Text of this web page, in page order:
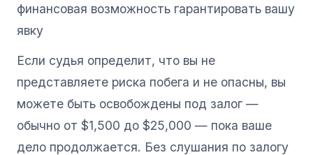
финансовая возможность гарантировать вашу
явку
Если судья определит, что вы не
представляете риска побега и не опасны, вы
можете быть освобождены под залог —
обычно от $1,500 до $25,000 — пока ваше
дело продолжается. Без слушания по залогу